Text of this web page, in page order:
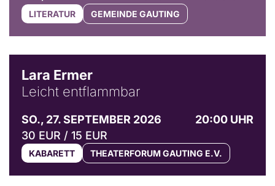
LITERATUR GEMEINDE GAUTING
Lara Ermer
Leicht entflammbar
SO., 27. SEPTEMBER 2026
20:00 UHR
30 EUR / 15 EUR
KABARETT THEATERFORUM GAUTING E.V.